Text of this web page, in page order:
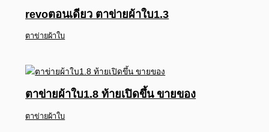
revoตอนเดียว ตาข่ายผ้าใบ1.3
ตาข่ายผ้าใบ
ตาข่ายผ้าใบ1.8 ท้ายเปิดขึ้น ขายของ
ตาข่ายผ้าใบ